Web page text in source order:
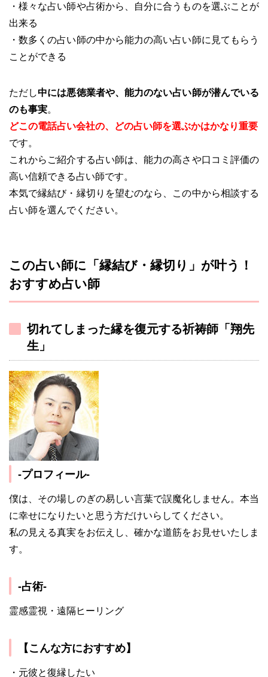
・様々な占い師や占術から、自分に合うものを選ぶことが
出来る
・数多くの占い師の中から能力の高い占い師に見てもらう
ことができる
ただし中には悪徳業者や、能力のない占い師が潜んでいる
のも事実。
どこの電話占い会社の、どの占い師を選ぶかはかなり重要
です。
これからご紹介する占い師は、能力の高さや口コミ評価の
高い信頼できる占い師です。
本気で縁結び・縁切りを望むのなら、この中から相談する
占い師を選んでください。
この占い師に「縁結び・縁切り」が叶う！
おすすめ占い師
切れてしまった縁を復元する祈祷師「翔先
生」
-プロフィール-
僕は、その場しのぎの易しい言葉で誤魔化しません。本当
に幸せになりたいと思う方だけいらしてください。
私の見える真実をお伝えし、確かな道筋をお見せいたしま
す。
-占術-
霊感霊視・遠隔ヒーリング
【こんな方におすすめ】
・元彼と復縁したい